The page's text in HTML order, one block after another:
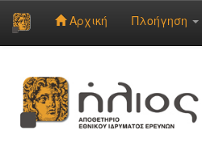
navigation
Αρχική Πλοήγηση